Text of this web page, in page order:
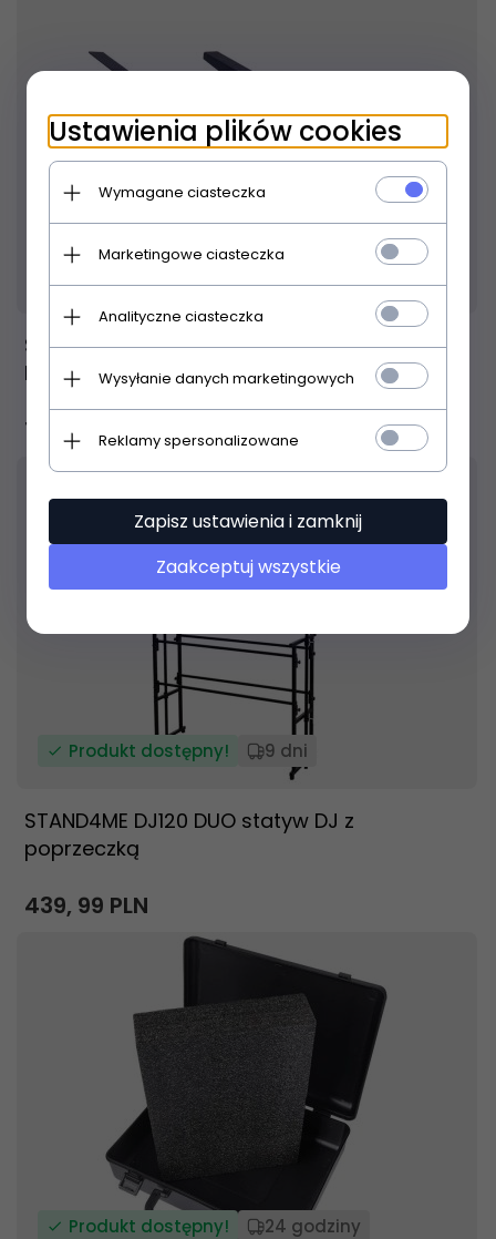
STAND4ME LT PRO statyw pod laptop
kontroler mikser
118, 99PLN
Produkt dostępny! 9 dni
STAND4ME DJ120 DUO statyw DJ z
poprzeczką
439, 99 PLN
Produkt dostępny! 24 godziny
Ustawienia plików cookies
Wymagane ciasteczka
Marketingowe ciasteczka
Analityczne ciasteczka
Wysyłanie danych marketingowych
Reklamy spersonalizowane
Zapisz ustawienia i zamknij
Zaakceptuj wszystkie